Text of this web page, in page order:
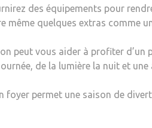
des équipements pour
même quelques extras comme
peut vous aider à profiter
de la lumière la nuit et
foyer permet une saison de